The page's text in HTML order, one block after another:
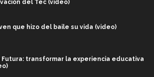
del Tec (video)
que hizo del baile su vida (video)
Futura: transformar la experiencia educativa